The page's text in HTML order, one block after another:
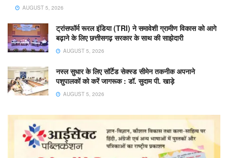
AUGUST 5, 2026
ट्रांसफॉर्म रूरल इंडिया (TRI) ने समावेशी ग्रामीण विकास को आगे
बढ़ाने के लिए छत्तीसगढ़ सरकार के साथ की साझेदारी
AUGUST 5, 2026
नस्ल सुधार के लिए सॉर्टेड सेक्स्ड सीमेन तकनीक अपनाने
पशुपालकों को करें जागरूक : डॉ. सुदाम पी. खाड़े
AUGUST 5, 2026